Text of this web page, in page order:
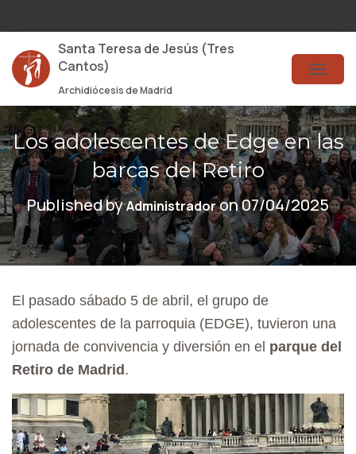
Santa Teresa de Jesús (Tres
Cantos)
Archidiócesis de Madrid
T
O
G
G
L
E
N
A
I
G
T
I
O
Los adolescentes de Edge en las
barcas del Retiro
Published byAdministradoron07/04/2025
El pasado sábado 5 de abril, el grupo de
adolescentes de la parroquia (EDGE), tuvieron una
jornada de convivencia y diversión en el parque del
Retiro de Madrid .